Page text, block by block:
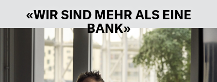
«WIR SIND MEHR ALS EINE
BANK»